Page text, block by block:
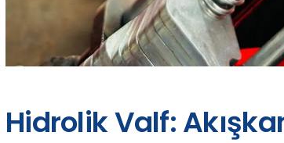
Hidrolik Valf: